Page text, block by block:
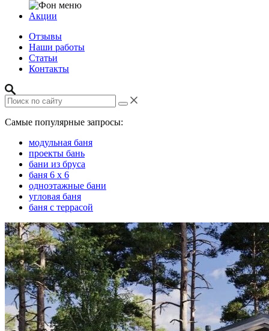
Акции
Отзывы
Наши работы
Статьи
Контакты
Самые популярные запросы:
модульная баня
проекты бань
бани из бруса
баня 6 х 6
одноэтажные бани
угловая баня
баня с террасой